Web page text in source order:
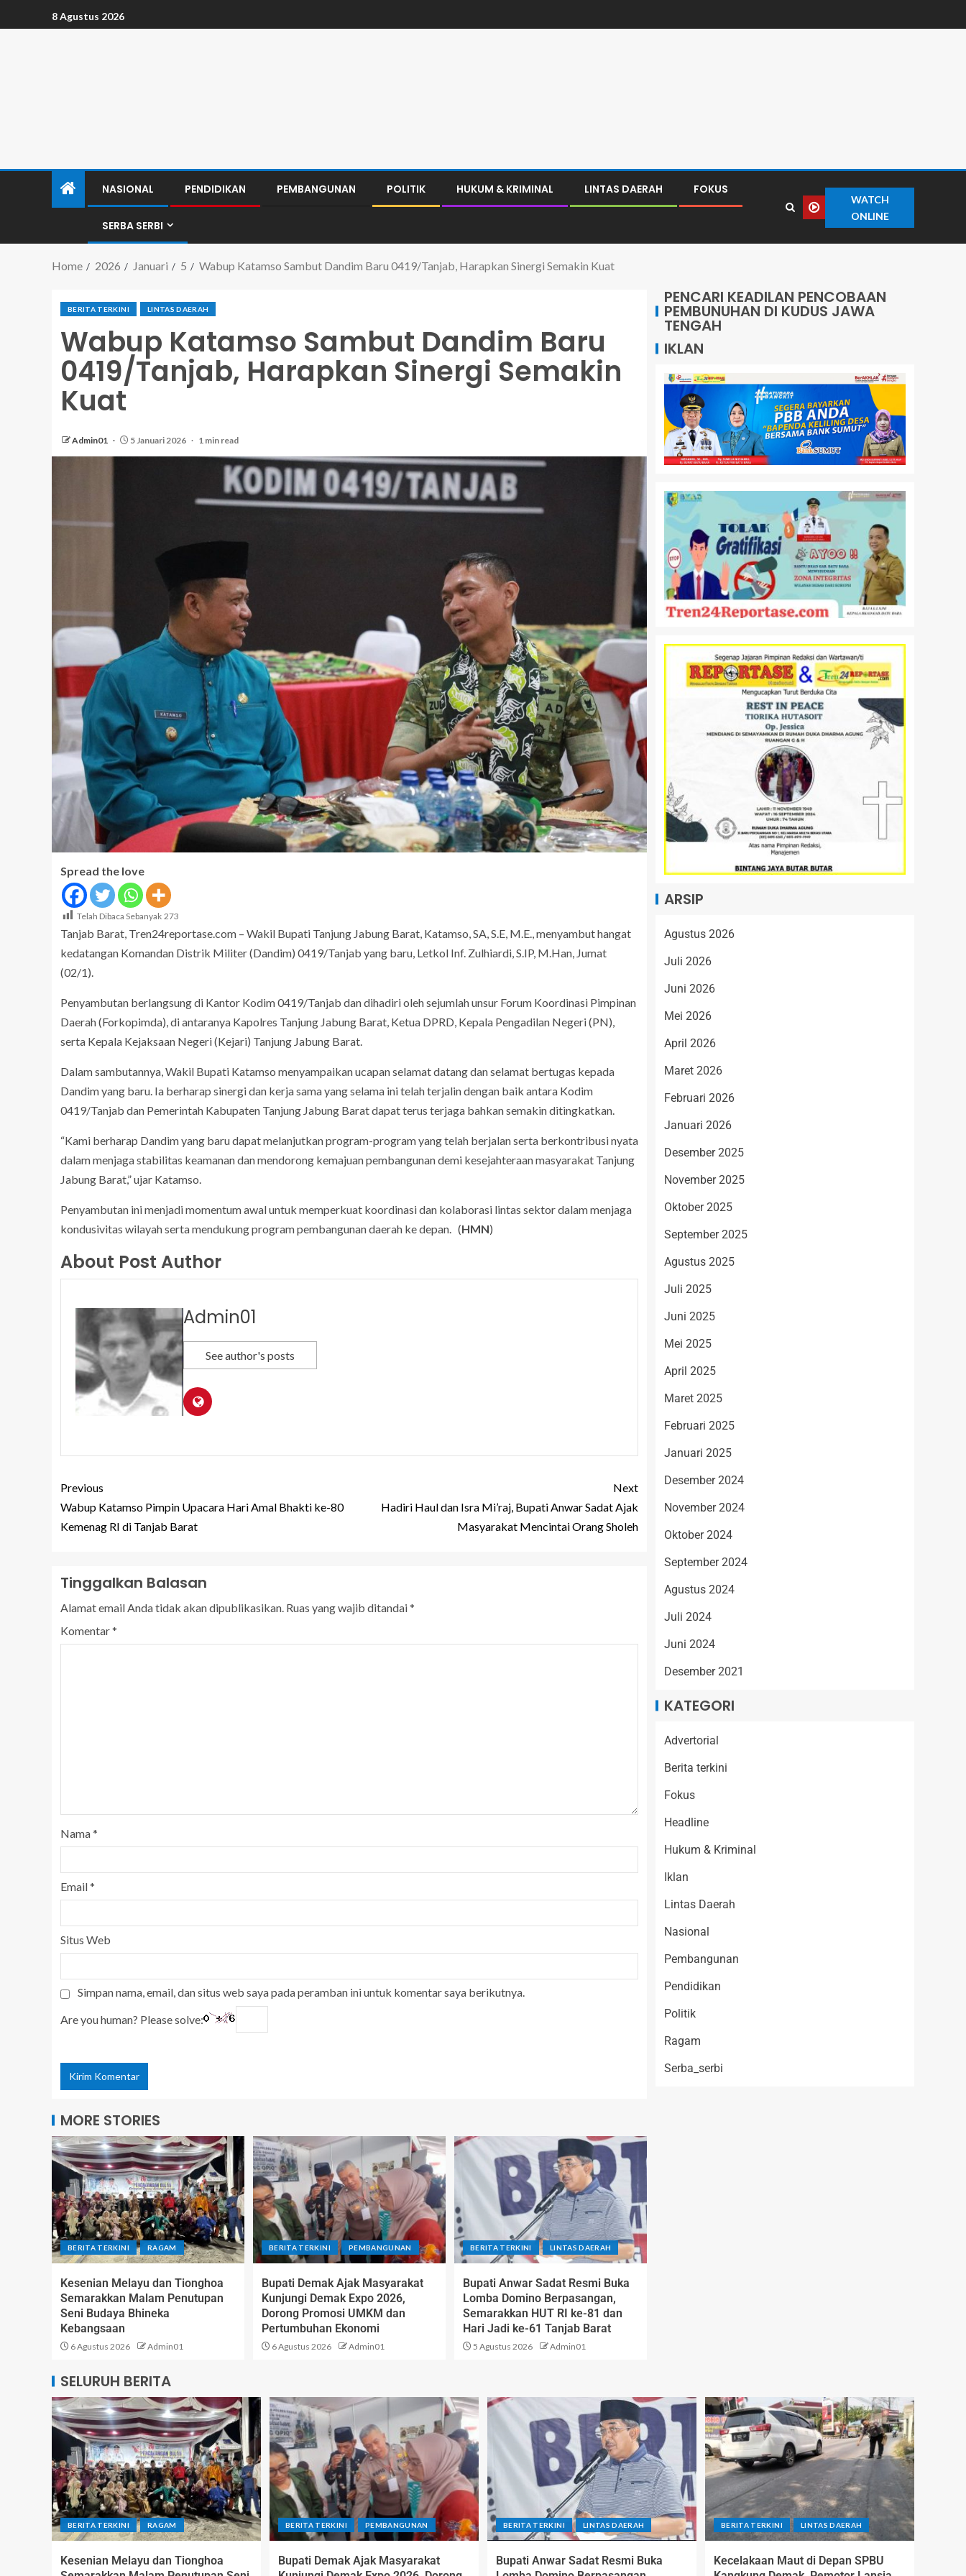
8 Agustus 2026
NASIONAL PENDIDIKAN PEMBANGUNAN POLITIK HUKUM & KRIMINAL LINTAS DAERAH FOKUS
SERBA SERBI
WATCH
ONLINE
Home 2026 Januari 5 Wabup Katamso Sambut Dandim Baru 0419/Tanjab, Harapkan Sinergi Semakin Kuat
BERITA TERKINI LINTAS DAERAH
Wabup Katamso Sambut Dandim Baru
0419/Tanjab, Harapkan Sinergi Semakin
Kuat
Admin01 5 Januari 2026 1 min read
Spread the love
Telah Dibaca Sebanyak 273
Tanjab Barat, Tren24reportase.com – Wakil Bupati Tanjung Jabung Barat, Katamso, SA, S.E, M.E., menyambut hangat
kedatangan Komandan Distrik Militer (Dandim) 0419/Tanjab yang baru, Letkol Inf. Zulhiardi, S.IP, M.Han, Jumat
(02/1).
Penyambutan berlangsung di Kantor Kodim 0419/Tanjab dan dihadiri oleh sejumlah unsur Forum Koordinasi Pimpinan
Daerah (Forkopimda), di antaranya Kapolres Tanjung Jabung Barat, Ketua DPRD, Kepala Pengadilan Negeri (PN),
serta Kepala Kejaksaan Negeri (Kejari) Tanjung Jabung Barat.
Dalam sambutannya, Wakil Bupati Katamso menyampaikan ucapan selamat datang dan selamat bertugas kepada
Dandim yang baru. Ia berharap sinergi dan kerja sama yang selama ini telah terjalin dengan baik antara Kodim
0419/Tanjab dan Pemerintah Kabupaten Tanjung Jabung Barat dapat terus terjaga bahkan semakin ditingkatkan.
“Kami berharap Dandim yang baru dapat melanjutkan program-program yang telah berjalan serta berkontribusi nyata
dalam menjaga stabilitas keamanan dan mendorong kemajuan pembangunan demi kesejahteraan masyarakat Tanjung
Jabung Barat,” ujar Katamso.
Penyambutan ini menjadi momentum awal untuk memperkuat koordinasi dan kolaborasi lintas sektor dalam menjaga
kondusivitas wilayah serta mendukung program pembangunan daerah ke depan. (HMN)
About Post Author
Admin01
See author's posts
Previous
Wabup Katamso Pimpin Upacara Hari Amal Bhakti ke-80
Kemenag RI di Tanjab Barat
Next
Hadiri Haul dan Isra Mi’raj, Bupati Anwar Sadat Ajak
Masyarakat Mencintai Orang Sholeh
Tinggalkan Balasan
Alamat email Anda tidak akan dipublikasikan. Ruas yang wajib ditandai*
Komentar*
Nama*
Email*
Situs Web
Simpan nama, email, dan situs web saya pada peramban ini untuk komentar saya berikutnya.
Are you human? Please solve:
MORE STORIES
BERITA TERKINI RAGAM
Kesenian Melayu dan Tionghoa
Semarakkan Malam Penutupan
Seni Budaya Bhineka
Kebangsaan
6 Agustus 2026 Admin01
BERITA TERKINI PEMBANGUNAN
Bupati Demak Ajak Masyarakat
Kunjungi Demak Expo 2026,
Dorong Promosi UMKM dan
Pertumbuhan Ekonomi
6 Agustus 2026 Admin01
BERITA TERKINI LINTAS DAERAH
Bupati Anwar Sadat Resmi Buka
Lomba Domino Berpasangan,
Semarakkan HUT RI ke-81 dan
Hari Jadi ke-61 Tanjab Barat
5 Agustus 2026 Admin01
PENCARI KEADILAN PENCOBAAN
PEMBUNUHAN DI KUDUS JAWA
TENGAH
IKLAN
ARSIP
Agustus 2026
Juli 2026
Juni 2026
Mei 2026
April 2026
Maret 2026
Februari 2026
Januari 2026
Desember 2025
November 2025
Oktober 2025
September 2025
Agustus 2025
Juli 2025
Juni 2025
Mei 2025
April 2025
Maret 2025
Februari 2025
Januari 2025
Desember 2024
November 2024
Oktober 2024
September 2024
Agustus 2024
Juli 2024
Juni 2024
Desember 2021
KATEGORI
Advertorial
Berita terkini
Fokus
Headline
Hukum & Kriminal
Iklan
Lintas Daerah
Nasional
Pembangunan
Pendidikan
Politik
Ragam
Serba_serbi
SELURUH BERITA
BERITA TERKINI RAGAM
Kesenian Melayu dan Tionghoa
BERITA TERKINI PEMBANGUNAN
Bupati Demak Ajak Masyarakat
BERITA TERKINI LINTAS DAERAH
Bupati Anwar Sadat Resmi Buka
BERITA TERKINI LINTAS DAERAH
Kecelakaan Maut di Depan SPBU